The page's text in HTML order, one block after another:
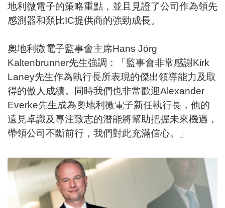
地利微電子的策略重點，並且見證了公司作為領先
感測器和類比IC提供商的強勁成長。
奧地利微電子監事會主席Hans Jörg
Kaltenbrunner先生強調：「監事會非常感謝Kirk
Laney先生作為執行長所表現的傑出領導能力及取
得的傲人成績。同時我們也非常歡迎Alexander
Everke先生成為奧地利微電子新任執行長，他的
遠見卓識及專注致志的潛能將幫助把握未來機遇，
帶領公司不斷前行，我們對此充滿信心。」